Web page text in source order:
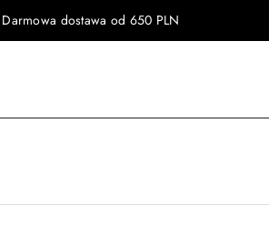
Darmowa dostawa od 650 PLN